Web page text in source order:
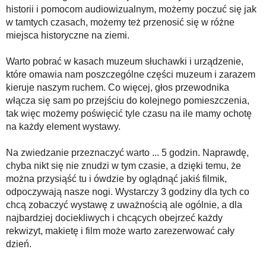
historii i pomocom audiowizualnym, możemy poczuć się jak
w tamtych czasach, możemy też przenosić się w różne
miejsca historyczne na ziemi.
Warto pobrać w kasach muzeum słuchawki i urządzenie,
które omawia nam poszczególne części muzeum i zarazem
kieruje naszym ruchem. Co więcej, głos przewodnika
włącza się sam po przejściu do kolejnego pomieszczenia,
tak więc możemy poświęcić tyle czasu na ile mamy ochotę
na każdy element wystawy.
Na zwiedzanie przeznaczyć warto ... 5 godzin. Naprawdę,
chyba nikt się nie znudzi w tym czasie, a dzięki temu, że
można przysiąść tu i ówdzie by oglądnąć jakiś filmik,
odpoczywają nasze nogi. Wystarczy 3 godziny dla tych co
chcą zobaczyć wystawę z uważnością ale ogólnie, a dla
najbardziej dociekliwych i chcących obejrzeć każdy
rekwizyt, makietę i film może warto zarezerwować cały
dzień.